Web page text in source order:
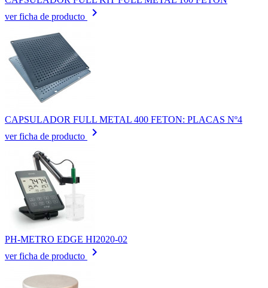
ver ficha de producto
keyboard_arrow_right
CAPSULADOR FULL METAL 400 FETON: PLACAS Nº4
ver ficha de producto
keyboard_arrow_right
PH-METRO EDGE HI2020-02
ver ficha de producto
keyboard_arrow_right